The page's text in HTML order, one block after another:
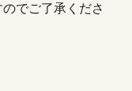
でご了承くださ